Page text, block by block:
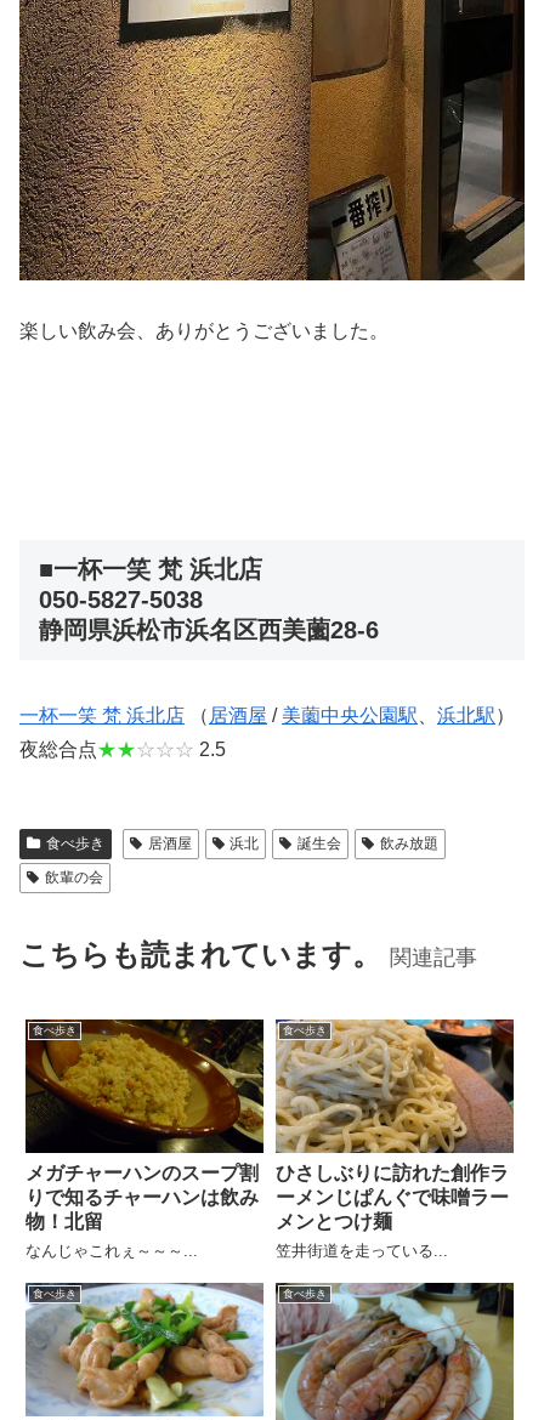
楽しい飲み会、ありがとうございました。
■一杯一笑 梵 浜北店
050-5827-5038
静岡県浜松市浜名区西美薗28-6
一杯一笑 梵 浜北店 （ 居酒屋 / 美薗中央公園駅 浜北駅）
夜総合点★★☆☆☆ 2.5
食べ歩き 居酒屋 浜北 誕生会
飲み放題
飲輩の会
こちらも読まれています。 関連記事
食べ歩き
メガチャーハンのスープ割
りで知るチャーハンは飲み
物！北留
なんじゃこれぇ～～～...
食べ歩き
ひさしぶりに訪れた創作ラ
ーメンじぱんぐで味噌ラー
メンとつけ麺
笠井街道を走っている...
食べ歩き 食べ歩き